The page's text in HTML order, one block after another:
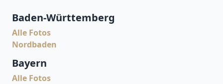
Baden-Württemberg
Alle Fotos
Nordbaden
Bayern
Alle Fotos